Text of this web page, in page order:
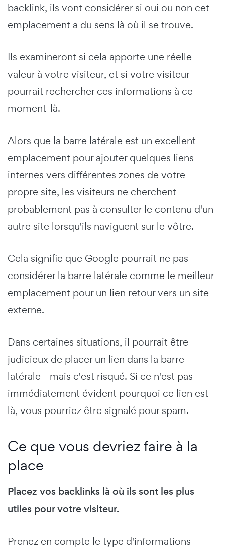
backlink, ils vont considérer si oui ou non cet
emplacement a du sens là où il se trouve.
Ils examineront si cela apporte une réelle
valeur à votre visiteur, et si votre visiteur
pourrait rechercher ces informations à ce
moment-là.
Alors que la barre latérale est un excellent
emplacement pour ajouter quelques liens
internes vers différentes zones de votre
propre site, les visiteurs ne cherchent
probablement pas à consulter le contenu d'un
autre site lorsqu'ils naviguent sur le vôtre.
Cela signifie que Google pourrait ne pas
considérer la barre latérale comme le meilleur
emplacement pour un lien retour vers un site
externe.
Dans certaines situations, il pourrait être
judicieux de placer un lien dans la barre
latérale—mais c'est risqué. Si ce n'est pas
immédiatement évident pourquoi ce lien est
là, vous pourriez être signalé pour spam.
Ce que vous devriez faire à la
place
Placez vos backlinks là où ils sont les plus
utiles pour votre visiteur.
Prenez en compte le type d'informations